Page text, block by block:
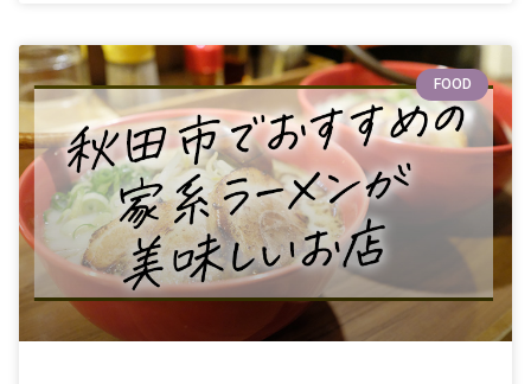
FOOD